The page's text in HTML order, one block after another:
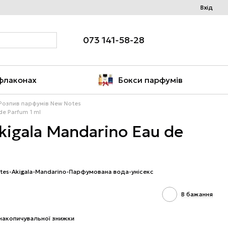
Вхід
073 141-58-28
Бокси парфумів
парфумів New Notes
Parfum 1 ml
Mandarino Eau de
Akigala-Mandarino-Парфумована вода-унісекс
В бажання
знижки